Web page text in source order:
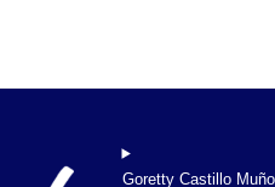
Goretty Castillo